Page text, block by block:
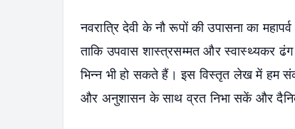
नवरात्रि देवी के नौ रूपों की उपासना का
ताकि उपवास शास्त्रसम्मत और स्वास्थ्यकर
भिन्न भी हो सकते हैं। इस विस्तृत लेख में हम
और अनुशासन के साथ व्रत निभा सकें और